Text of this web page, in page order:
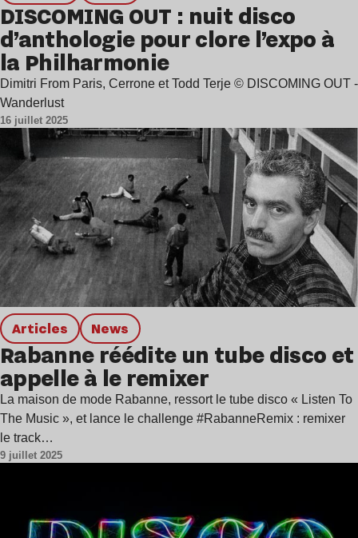
DISCOMING OUT : nuit disco
d’anthologie pour clore l’expo à
la Philharmonie
Dimitri From Paris, Cerrone et Todd Terje © DISCOMING OUT -
Wanderlust
16 juillet 2025
Articles news
Rabanne réédite un tube disco et
appelle à le remixer
La maison de mode Rabanne, ressort le tube disco « Listen To
The Music », et lance le challenge #RabanneRemix : remixer
le track…
9 juillet 2025